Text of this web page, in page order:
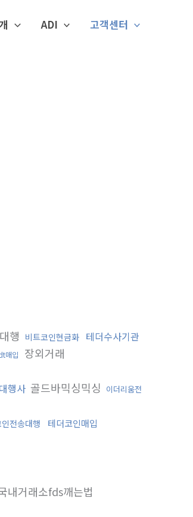
ADI 고객센터
행 비트코인현금화 테더수사기관
매입 장외거래
행사 골드바믹싱믹싱 이더리움전
전송대행 테더코인매입
내거래소fds깨는법